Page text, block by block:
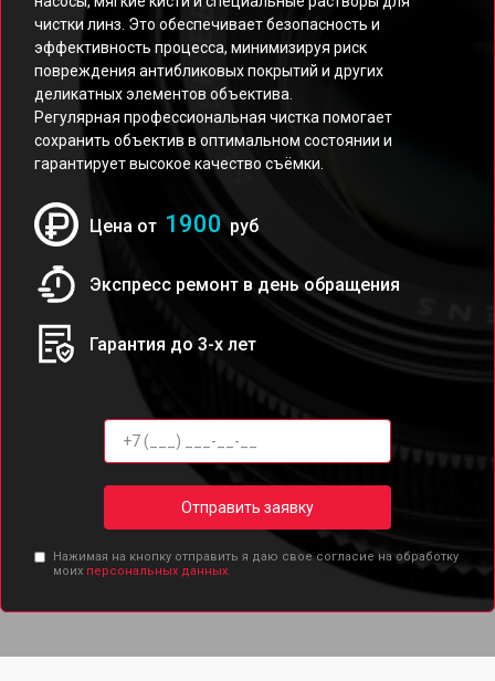
чистки линз. Это обеспечивает безопасность и
эффективность процесса, минимизируя риск
повреждения антибликовых покрытий и других
деликатных элементов объектива.
Регулярная профессиональная чистка помогает
сохранить объектив в оптимальном состоянии и
гарантирует высокое качество съёмки.
Цена от 1900 руб
Экспресс ремонт в день обращения
Гарантия до 3-х лет
Отправить заявку
Нажимая на кнопку отправить я даю свое согласие на обработку
моих персональных данных.